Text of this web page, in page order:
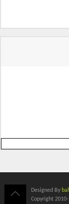
Designed By
Copyright